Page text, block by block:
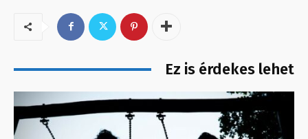
Ez is érdekes lehet